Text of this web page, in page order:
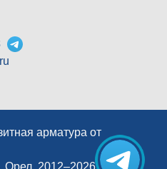
арматура от
Орел, 2012–2026